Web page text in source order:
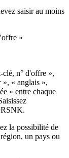
saisir au moins
»
clé, n° d'offre »,
», « anglais »,
» entre chaque
la possibilité de
un pays ou